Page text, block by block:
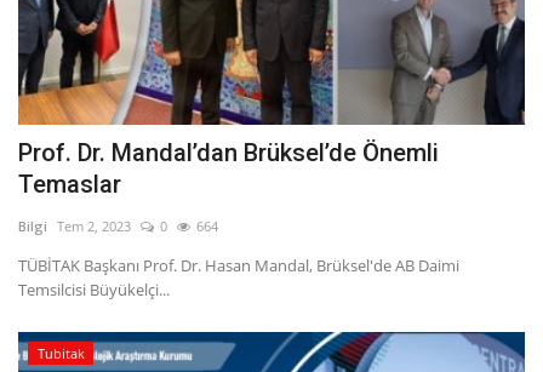
Prof. Dr. Mandal’dan Brüksel’de Önemli
Temaslar
Bilgi Tem 2, 2023 0 664
TÜBİTAK Başkanı Prof. Dr. Hasan Mandal, Brüksel'de AB Daimi
Temsilcisi Büyükelçi...
Tubitak